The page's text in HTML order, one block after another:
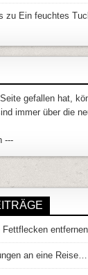
zu Ein feuchtes
gefallen hat,
immer über die
---
Fettflecken
an eine Reise…